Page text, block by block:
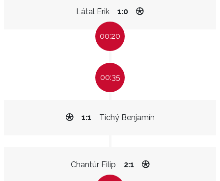
Látal Erik 1:0
00:20
00:35
Tichý Benjamín
1:1
Chantúr Filip 2:1